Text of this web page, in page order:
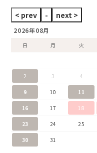
2026年08月
日 月 火
2 3 4
9 10 11
16 17 18
23 24 25
30 31